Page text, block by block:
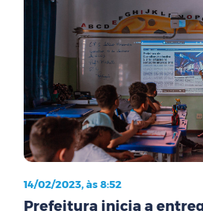
14/02/2023, às 8:52
Prefeitura inicia a